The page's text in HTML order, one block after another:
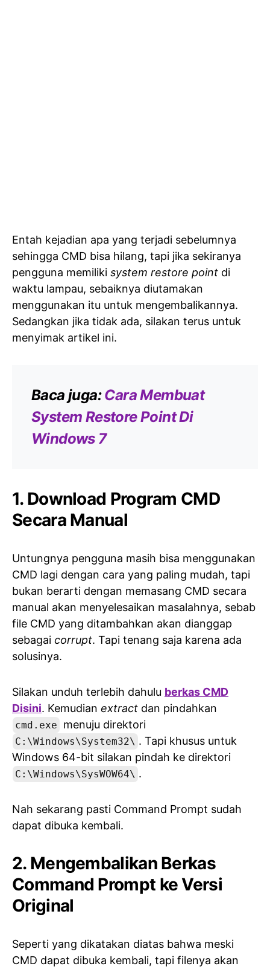
Entah kejadian apa yang terjadi sebelumnya
sehingga CMD bisa hilang, tapi jika sekiranya
pengguna memiliki system restore point di
waktu lampau, sebaiknya diutamakan
menggunakan itu untuk mengembalikannya.
Sedangkan jika tidak ada, silakan terus untuk
menyimak artikel ini.
Baca juga:Cara Membuat
System Restore Point Di
Windows 7
1. Download Program CMD
Secara Manual
Untungnya pengguna masih bisa menggunakan
CMD lagi dengan cara yang paling mudah, tapi
bukan berarti dengan memasang CMD secara
manual akan menyelesaikan masalahnya, sebab
file CMD yang ditambahkan akan dianggap
sebagai corrupt. Tapi tenang saja karena ada
solusinya.
Silakan unduh terlebih dahulu berkas CMD
Disini. Kemudian extract dan pindahkan
cmd.exe menuju direktori
C:\Windows\System32\ . Tapi khusus untuk
Windows 64-bit silakan pindah ke direktori
C:\Windows\SysWOW64\ .
Nah sekarang pasti Command Prompt sudah
dapat dibuka kembali.
2. Mengembalikan Berkas
Command Prompt ke Versi
Original
Seperti yang dikatakan diatas bahwa meski
CMD dapat dibuka kembali, tapi filenya akan